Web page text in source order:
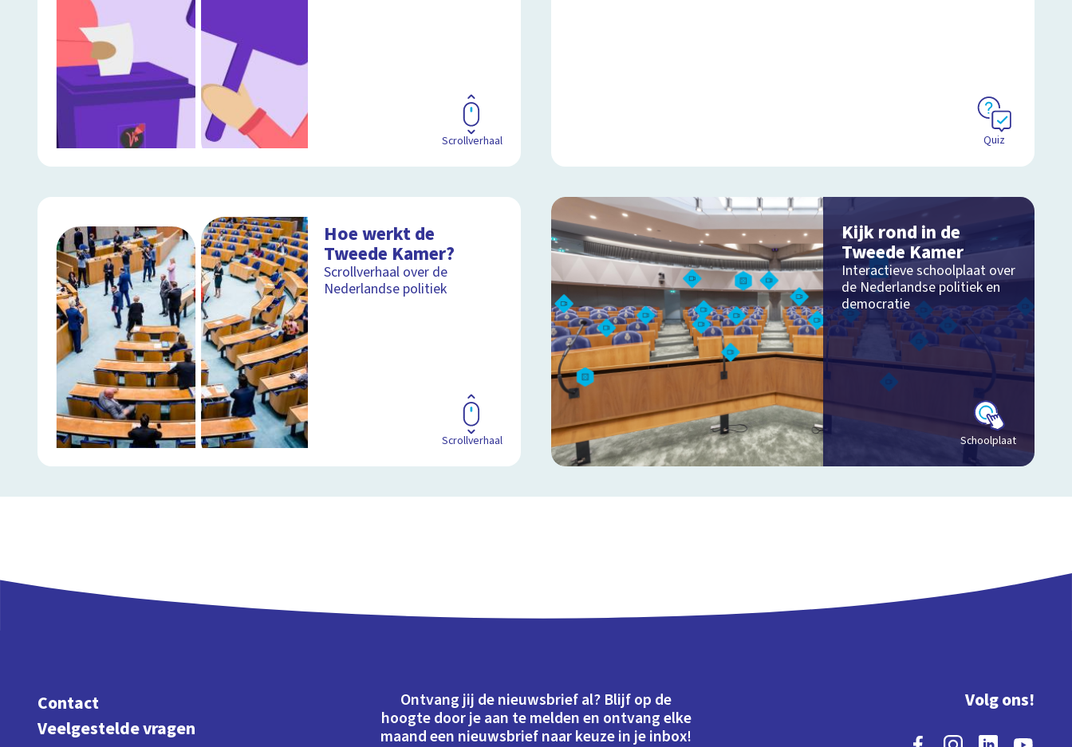
Scrollverhaal Quiz
Hoe werkt de
Tweede Kamer?
Scrollverhaal over de
Nederlandse politiek
Scrollverhaal
Kijk rond in de
Tweede Kamer
Interactieve schoolplaat over
de Nederlandse politiek en
democratie
Schoolplaat
Contact
Veelgestelde vragen
Ontvang jij de nieuwsbrief al? Blijf op de
hoogte door je aan te melden en ontvang elke
maand een nieuwsbrief naar keuze in je inbox!
Volg ons!